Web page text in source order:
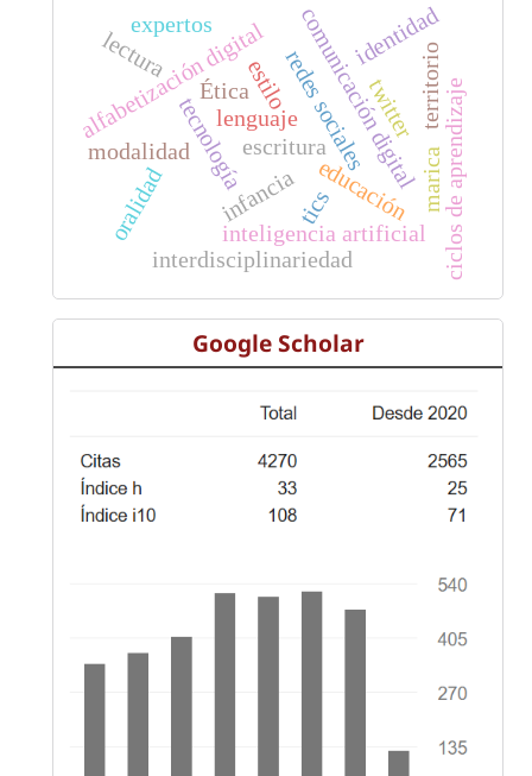
lenguaje
tecnología comunicación digital
educación
inteligencia artificial
alfabetización digital
tics ciclos de aprendizaje
modalidad redes sociales
estilo
interdisciplinariedad
lectura
escritura
oralidad marica
twitter
infancia
identidad
territorio
expertos
Ética
Google Scholar